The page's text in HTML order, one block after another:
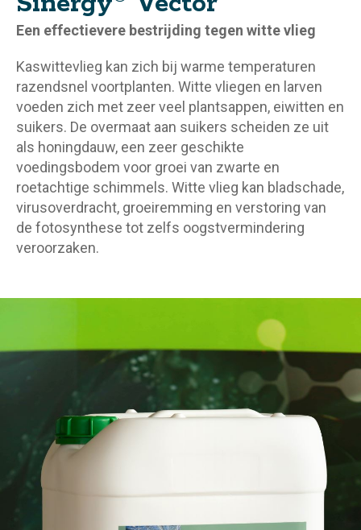
Een effectievere bestrijding tegen witte vlieg
Kaswittevlieg kan zich bij warme temperaturen
razendsnel voortplanten. Witte vliegen en larven
voeden zich met zeer veel plantsappen, eiwitten en
suikers. De overmaat aan suikers scheiden ze uit
als honingdauw, een zeer geschikte
voedingsbodem voor groei van zwarte en
roetachtige schimmels. Witte vlieg kan bladschade,
virusoverdracht, groeiremming en verstoring van
de fotosynthese tot zelfs oogstvermindering
veroorzaken.